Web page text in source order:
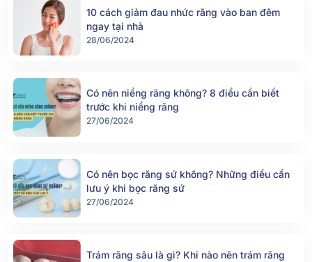
10 cách giảm đau nhức răng vào ban đêm
ngay tại nhà
28/06/2024
Có nên niềng răng không? 8 điều cần biết
trước khi niềng răng
27/06/2024
Có nên bọc răng sứ không? Những điều cần
lưu ý khi bọc răng sứ
27/06/2024
Trám răng sâu là gì? Khi nào nên trám răng